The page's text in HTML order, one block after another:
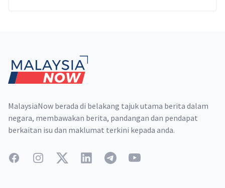
MalaysiaNow berada di belakang tajuk utama berita dalam
negara, membawakan berita, pandangan dan pendapat
berkaitan isu dan maklumat terkini kepada anda.
FacebookInstagramTwitterLinkedInTelegramYouTube